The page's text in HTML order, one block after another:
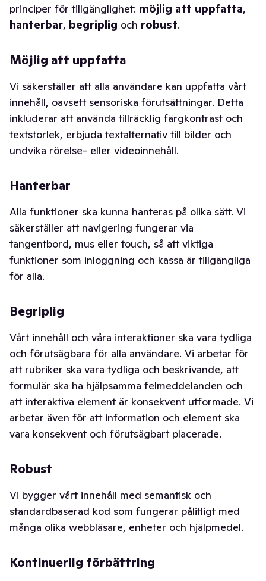
principer för tillgänglighet: möjlig att uppfatta,
hanterbar, begriplig och robust.
Möjlig att uppfatta
Vi säkerställer att alla användare kan uppfatta vårt
innehåll, oavsett sensoriska förutsättningar. Detta
inkluderar att använda tillräcklig färgkontrast och
textstorlek, erbjuda textalternativ till bilder och
undvika rörelse- eller videoinnehåll.
Hanterbar
Alla funktioner ska kunna hanteras på olika sätt. Vi
säkerställer att navigering fungerar via
tangentbord, mus eller touch, så att viktiga
funktioner som inloggning och kassa är tillgängliga
för alla.
Begriplig
Vårt innehåll och våra interaktioner ska vara tydliga
och förutsägbara för alla användare. Vi arbetar för
att rubriker ska vara tydliga och beskrivande, att
formulär ska ha hjälpsamma felmeddelanden och
att interaktiva element är konsekvent utformade. Vi
arbetar även för att information och element ska
vara konsekvent och förutsägbart placerade.
Robust
Vi bygger vårt innehåll med semantisk och
standardbaserad kod som fungerar pålitligt med
många olika webbläsare, enheter och hjälpmedel.
Kontinuerlig förbättring